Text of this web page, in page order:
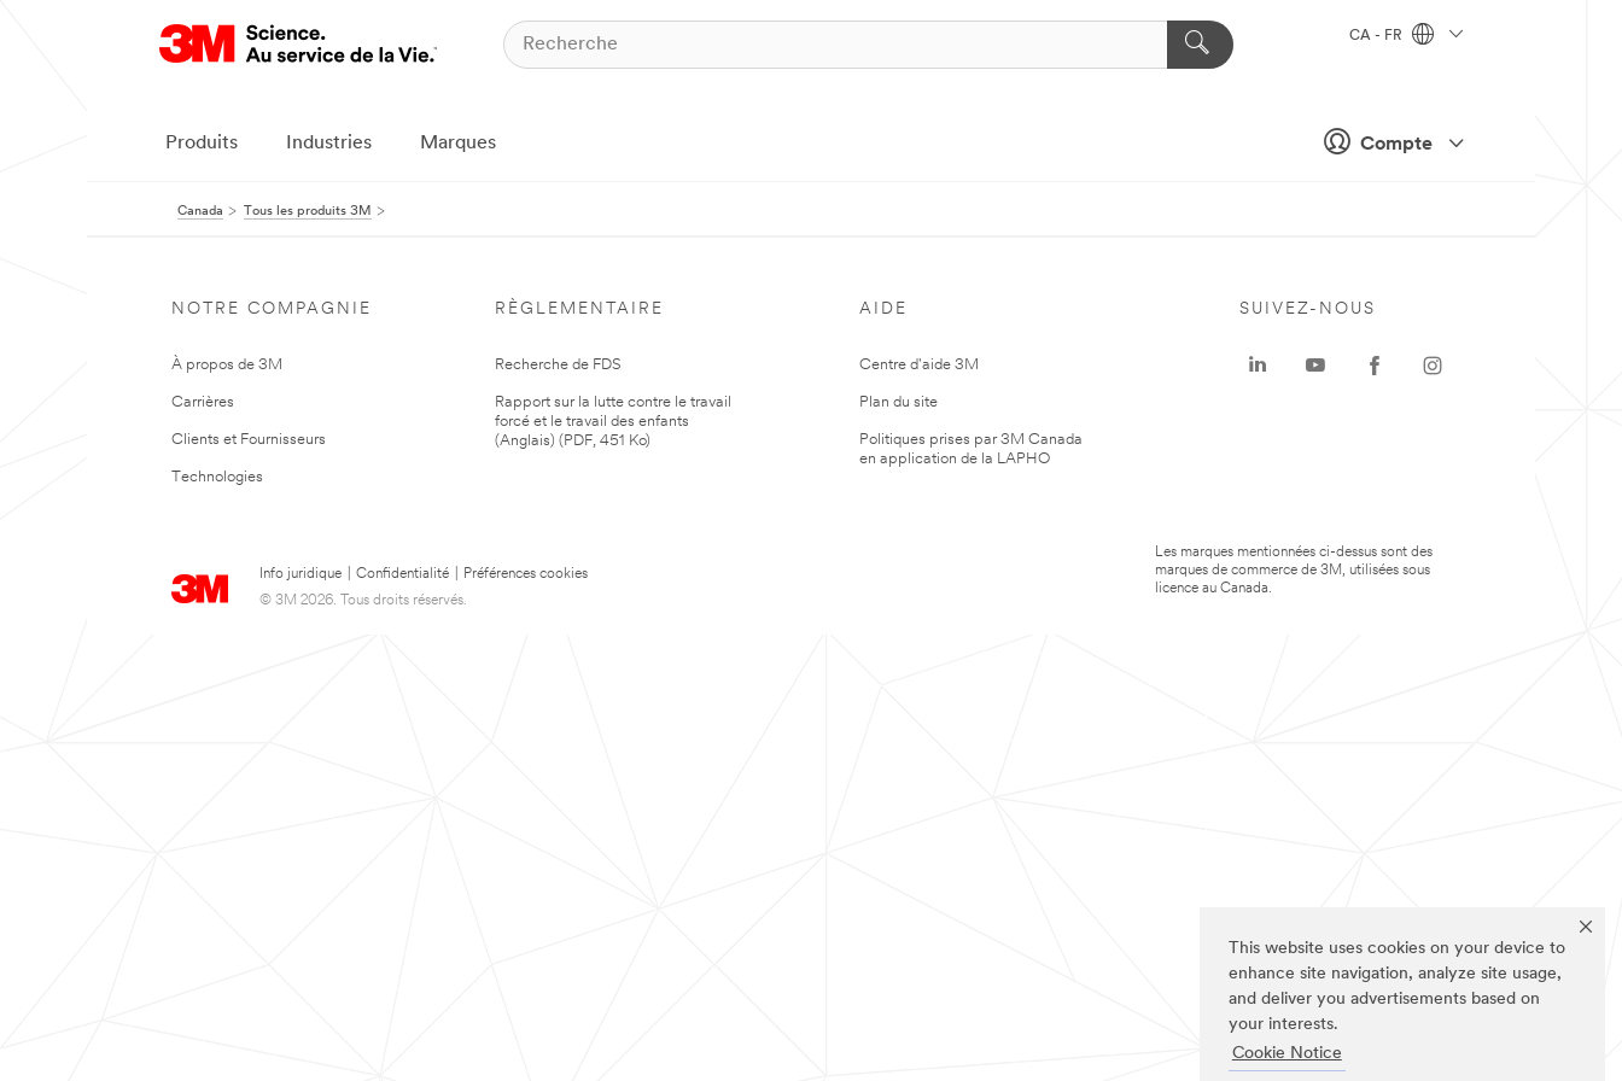
This website uses cookies on your device to
enhance site navigation, analyze site usage,
and deliver you advertisements based on
your interests.
Cookie Notice
Compte
CA - FR
Produits Industries Marques
Canada Tous les produits 3M
NOTRE COMPAGNIE
À propos de 3M
Carrières
Clients et Fournisseurs
Technologies
RÈGLEMENTAIRE
Recherche de FDS
Rapport sur la lutte contre le travail
forcé et le travail des enfants
(Anglais) (PDF, 451 Ko)
AIDE
Centre d'aide 3M
Plan du site
Politiques prises par 3M Canada
en application de la LAPHO
Info juridique Confidentialité
Préférences cookies
© 3M 2026. Tous droits réservés.
SUIVEZ-NOUS
Les marques mentionnées ci-dessus sont des
marques de commerce de 3M, utilisées sous
licence au Canada.